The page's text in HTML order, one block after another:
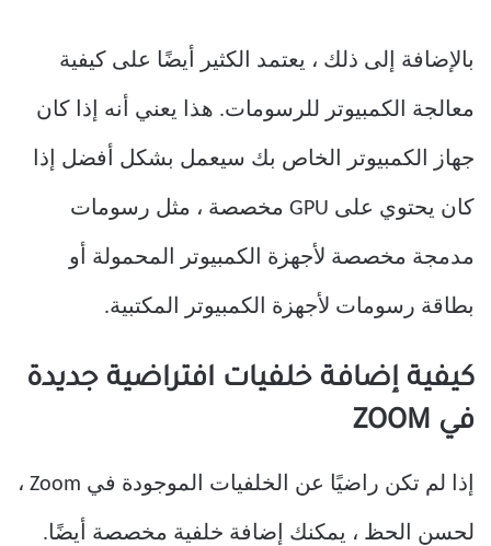
بالإضافة إلى ذلك ، يعتمد الكثير أيضًا على كيفية
معالجة الكمبيوتر للرسومات. هذا يعني أنه إذا كان
جهاز الكمبيوتر الخاص بك سيعمل بشكل أفضل إذا
كان يحتوي على GPU مخصصة ، مثل رسومات
مدمجة مخصصة لأجهزة الكمبيوتر المحمولة أو
بطاقة رسومات لأجهزة الكمبيوتر المكتبية.
كيفية إضافة خلفيات افتراضية جديدة
في ZOOM
إذا لم تكن راضيًا عن الخلفيات الموجودة في Zoom ،
لحسن الحظ ، يمكنك إضافة خلفية مخصصة أيضًا.